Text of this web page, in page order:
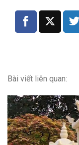
Bài viết liên quan: